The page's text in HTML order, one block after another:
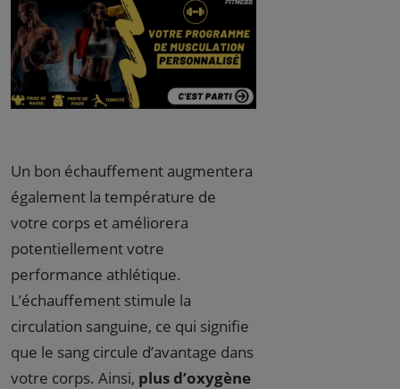
Un bon échauffement augmentera
également la température de
votre corps et améliorera
potentiellement votre
performance athlétique.
L’échauffement stimule la
circulation sanguine, ce qui signifie
que le sang circule d’avantage dans
votre corps. Ainsi, plus d’oxygène